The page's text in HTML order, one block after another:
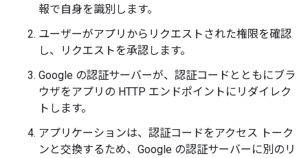
報で自身を識別します。
ユーザーがアプリからリクエストされた権限を確認
し、リクエストを承認します。
Google の認証サーバーが、認証コードとともにブラ
ウザをアプリの HTTP エンドポイントにリダイレク
トします。
アプリケーションは、認証コードをアクセス トーク
ンと交換するため、Google の認証サーバーに別のリ